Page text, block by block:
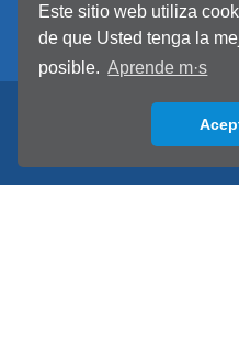
Este sitio web utiliza
de que Usted tenga la
posible. Aprende m·s
Back